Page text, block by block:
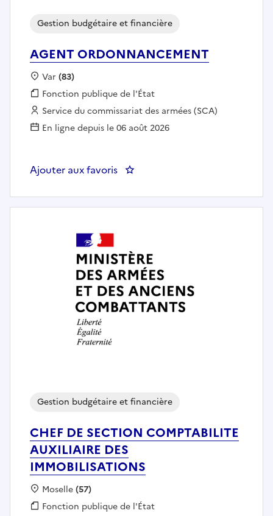
AGENT ORDONNANCEMENT
Gestion budgétaire et financière
Localisation :
Var (83)
Fonction publique :
Fonction publique de l'État
Employeur :
Service du commissariat des armées (SCA)
En ligne depuis le 06 août 2026
Ajouter aux favoris : AGENT ORDONNANCEMENT
CHEF DE SECTION COMPTABILITE
AUXILIAIRE DES
IMMOBILISATIONS
Gestion budgétaire et financière
Localisation :
Moselle(57)
Fonction publique :
Fonction publique de l'État